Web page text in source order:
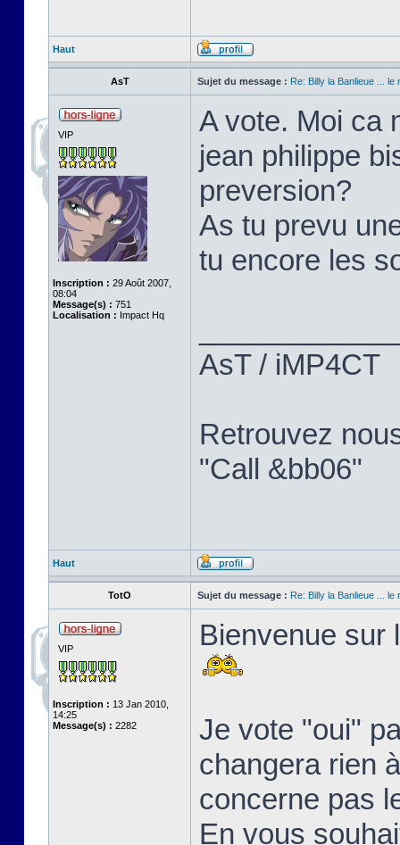
Haut
AsT Sujet du message : Re: Billy la Banlieue ... le
VIP
Inscription : 29 Août 2007,
08:04
Message(s) : 751
Localisation : Impact Hq
A vote. Moi ca
jean philippe
preversion?
As tu prevu
tu encore les
AsT / iMP4CT
Retrouvez
"Call &bb06"
Haut
TotO Sujet du message : Re: Billy la Banlieue ... le
VIP
Inscription : 13 Jan 2010,
14:25
Message(s) : 2282
Bienvenue sur
Je vote "oui"
changera rien
concerne pas
En vous